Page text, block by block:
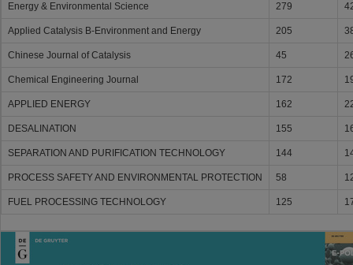
Energy & Environmental Science 279
Applied Catalysis B-Environment and Energy 205
Chinese Journal of Catalysis 45
Chemical Engineering Journal 172
APPLIED ENERGY 162
DESALINATION 155
SEPARATION AND PURIFICATION TECHNOLOGY 144
PROCESS SAFETY AND ENVIRONMENTAL PROTECTION 58
FUEL PROCESSING TECHNOLOGY 125